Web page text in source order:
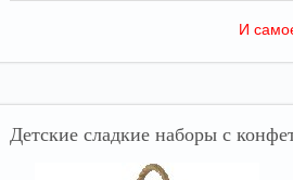
И
Детские сладкие наборы с